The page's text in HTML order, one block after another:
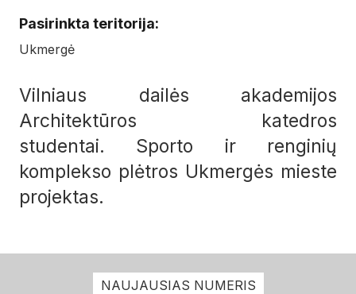
Pasirinkta teritorija:
Ukmergė
Vilniaus dailės akademijos
Architektūros katedros
studentai. Sporto ir renginių
komplekso plėtros Ukmergės mieste
projektas.
NAUJAUSIAS NUMERIS